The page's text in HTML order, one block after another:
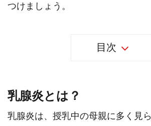
つけましょう。
目次
乳腺炎とは？
乳腺炎は、授乳中の母親に多く見